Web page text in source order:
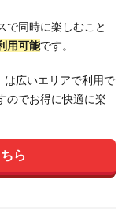
で同時に楽しむこと
用可能です。
は広いエリアで利用で
のでお得に快適に楽
ら